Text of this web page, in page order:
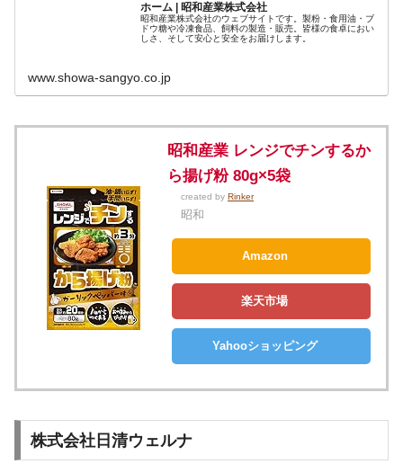
ホーム | 昭和産業株式会社
昭和産業株式会社のウェブサイトです。製粉・食用油・ブ
ドウ糖や冷凍食品、飼料の製造・販売。皆様の食卓におい
しさ、そして安心と安全をお届けします。
www.showa-sangyo.co.jp
昭和産業 レンジでチンするか
ら揚げ粉 80g×5袋
created by Rinker
昭和
Amazon
楽天市場
Yahooショッピング
株式会社日清ウェルナ